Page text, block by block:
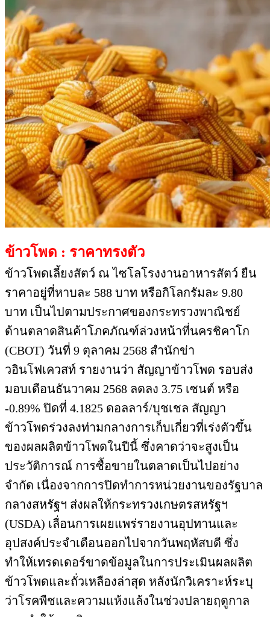
ข้าวโพด : ราคาทรงตัว
ข้าวโพดเลี้ยงสัตว์ ณ ไซโลโรงงานอาหารสัตว์ ยืน
ราคาอยู่ที่หาบละ 588 บาท หรือกิโลกรัมละ 9.80
บาท เป็นไปตามประกาศของกระทรวงพาณิชย์
ด้านตลาดสินค้าโภคภัณฑ์ล่วงหน้าที่นครชิคาโก
(CBOT) วันที่ 9 ตุลาคม 2568 สำนักข่า
มอบเดือนธันวาคม 2568 ลดลง 3.75 เซนต์ หรือ
-0.89% ปิดที่ 4.1825 ดอลลาร์/บุชเชล สัญญา
ข้าวโพดร่วงลงท่ามกลางการเก็บเกี่ยวที่เร่งตัวขึ้น
ของผลผลิตข้าวโพดในปีนี้ ซึ่งคาดว่าจะสูงเป็น
ประวัติการณ์ การซื้อขายในตลาดเป็นไปอย่าง
จำกัด เนื่องจากการปิดทำการหน่วยงานของรัฐบาล
กลางสหรัฐฯ ส่งผลให้กระทรวงเกษตรสหรัฐฯ
(USDA) เลื่อนการเผยแพร่รายงานอุปทานและ
อุปสงค์ประจำเดือนออกไปจากวันพฤหัสบดี ซึ่ง
ทำให้เทรดเดอร์ขาดข้อมูลในการประเมินผลผลิต
ข้าวโพดและถั่วเหลืองล่าสุด หลังนักวิเคราะห์ระบุ
ว่าโรคพืชและความแห้งแล้งในช่วงปลายฤดูกาล
อาจทำให้ผลผลิตลดลง
แนวโน้ม : คาดว่าราคาข้าวโพดในประเทศน่าจะ
ทรงตัว
กากถั่วเหลือง : ราคาทรงตัว
กากถั่วเหลืองจากเมล็ดถั่วเหลืองนำเข้า ยืนราคาที่